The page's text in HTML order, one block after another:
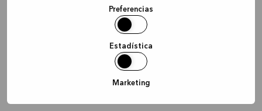
Preferencias
Estadística
Marketing